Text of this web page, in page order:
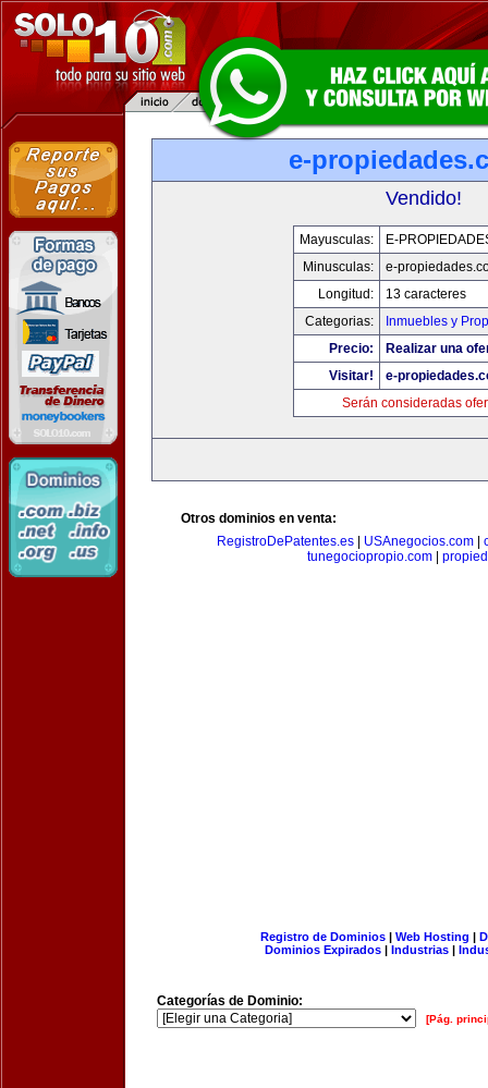
e-
Vendido!
Mayusculas:
E-
Minusculas:
e-
Longitud:
13 caracteres
Categorias:
Inmuebles y
Precio:
Realizar una
Visitar!
e-
Serán consideradas
Otros dominios en venta:
RegistroDePatentes.es
USAnegocios.com
tunegociopropio.com|
Registro de Dominios| Web Hosting |
Dominios Expirados | Industrias |
Categorías de Dominio:
[Pág.